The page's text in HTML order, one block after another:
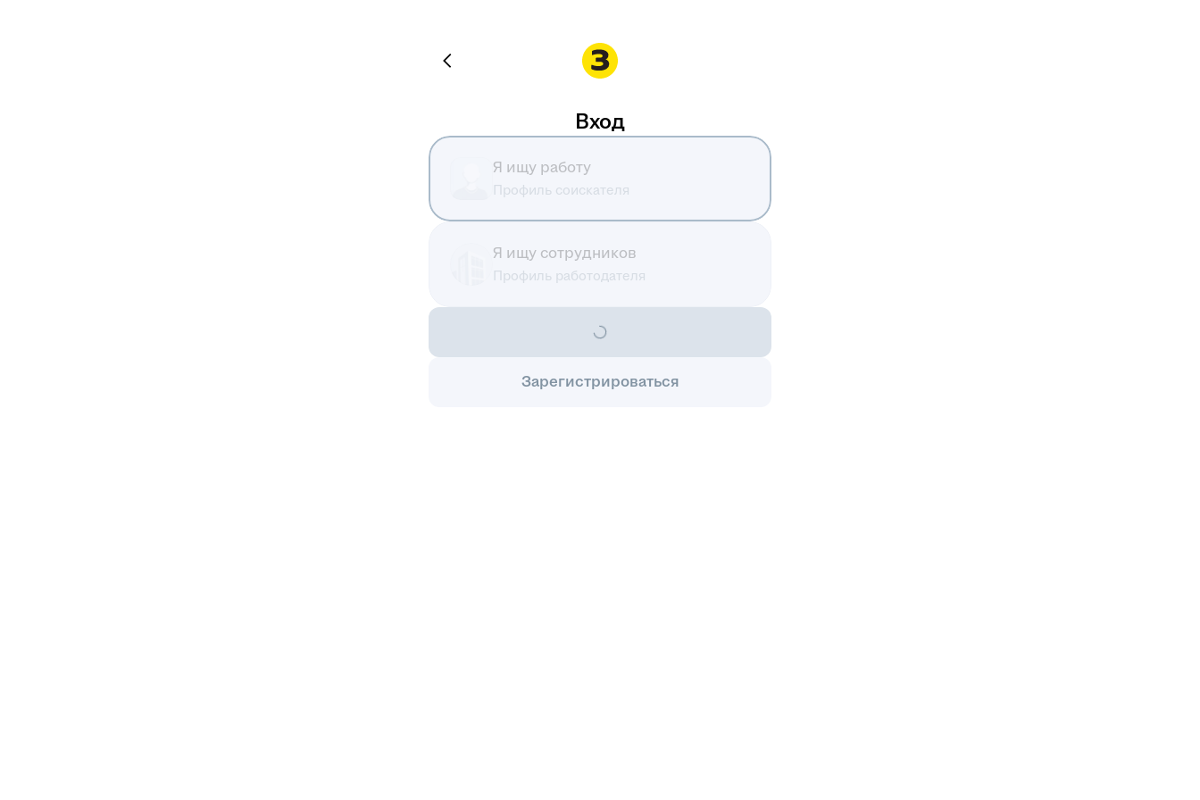
Вход
Я ищу работу
Профиль соискателя
Я ищу сотрудников
Профиль работодателя
Зарегистрироваться